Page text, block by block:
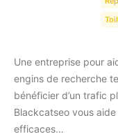
Une entreprise pour
engins de recherche
bénéficier d’un trafic
Blackcatseo vous
efficaces…